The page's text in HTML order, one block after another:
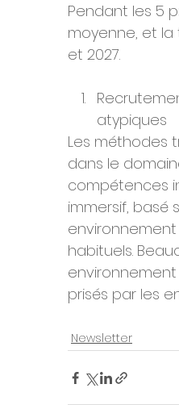
Pendant les 5
moyenne, et la
et 2027.
atypiques
Les méthodes
dans le
compétences
immersif, basé
environnement
habituels.
environnement
prisés par les
Newsletter